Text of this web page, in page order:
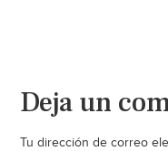
Deja un
Tu dirección de correo